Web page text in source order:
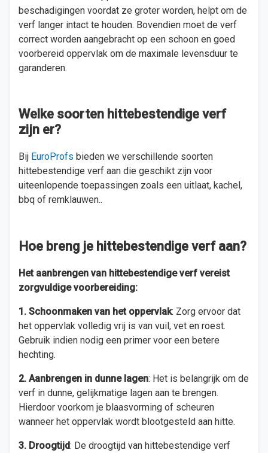
beschadigingen voordat ze groter worden, helpt om de
verf langer intact te houden. Bovendien moet de verf
correct worden aangebracht op een schoon en goed
voorbereid oppervlak om de maximale levensduur te
garanderen​.
Welke soorten hittebestendige verf
zijn er?
Bij EuroProfs bieden we verschillende soorten
hittebestendige verf aan die geschikt zijn voor
uiteenlopende toepassingen zoals een uitlaat, kachel,
bbq of remklauwen..
Hoe breng je hittebestendige verf aan?
Het aanbrengen van hittebestendige verf vereist
zorgvuldige voorbereiding:
1. Schoonmaken van het oppervlak: Zorg ervoor dat
het oppervlak volledig vrij is van vuil, vet en roest.
Gebruik indien nodig een primer voor een betere
hechting.
2. Aanbrengen in dunne lagen: Het is belangrijk om de
verf in dunne, gelijkmatige lagen aan te brengen.
Hierdoor voorkom je blaasvorming of scheuren
wanneer het oppervlak wordt blootgesteld aan hitte.
3. Droogtijd: De droogtijd van hittebestendige verf